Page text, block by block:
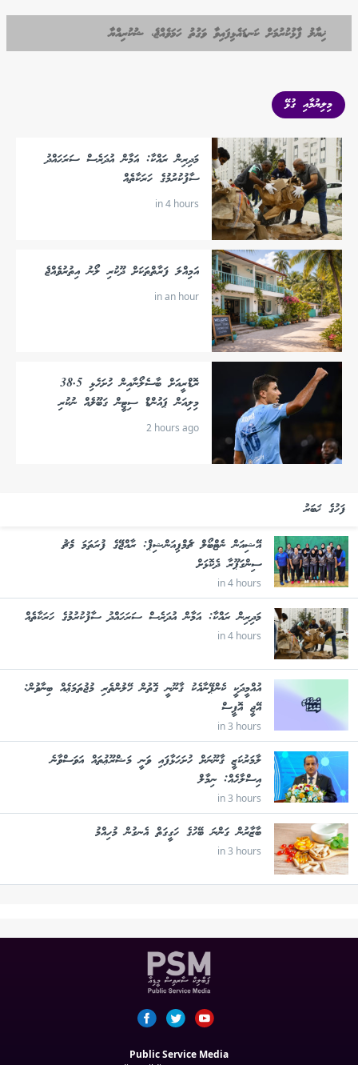
ޚިޔާލު ފާޅުކުރުމަށް ކަނޑައެޅިފައިވާ ވަގުތު ހަމަވެއްޖެ، ޝުކުރިއްޔާ
މިލިޔުމާއި ގުޅޭ
މަދިރިން ރައްކާ: އަމާން އުދަރެސް ސަރަހައްދު
ސާފުކުރުމުގެ ހަރަކާތެއް
in 4 hours
އަމިއްލަ ފަރާތްތަކަށް ދޫކުރި ލޯނު އިތުރުވެއްޖެ
in an hour
ރޮޑްރީއަށް ބާސެލޯނާއިން ހުށަހެޅި 38.5
މިލިއަން ޕައުންޑް ސިޓީން ގަބޫލެއް ނުކުރި
2 hours ago
ފަހުގެ ޚަބަރު
އޭޝިއަން ނެޓްބޯލް ޗެމްޕިއަންޝިޕް: ރާއްޖޭގެ ފުރަތަމަ މެޗު
ސިންގަޕޫރާ ދެކޮޅަށް
in 4 hours
މަދިރިން ރައްކާ: އަމާން އުދަރެސް ސަރަހައްދު ސާފުކުރުމުގެ ހަރަކާތެއް
in 4 hours
އުއްމީދަކީ ކެންޕޭނާއެކު ޤާނޫނީ ގޮތުން ހޭލުންތެރި މުޖުތަމަޢެއް ބިނާވުން:
އޭޖީ އޮފީސް
in 3 hours
ލާމަރުކަޒީ ޤާނޫނަށް ހުށަހަޅާފައި ވަނީ މަޝްރޫޢުތައް އަވަސްވާނެ
އިސްލާހެއް: ނިމާލް
in 3 hours
ބާޒާރުން ގަންނަ ބޭހުގެ ހަގީގަތް އެނގުން މުހިއްމު
in 3 hours
Public Service Media